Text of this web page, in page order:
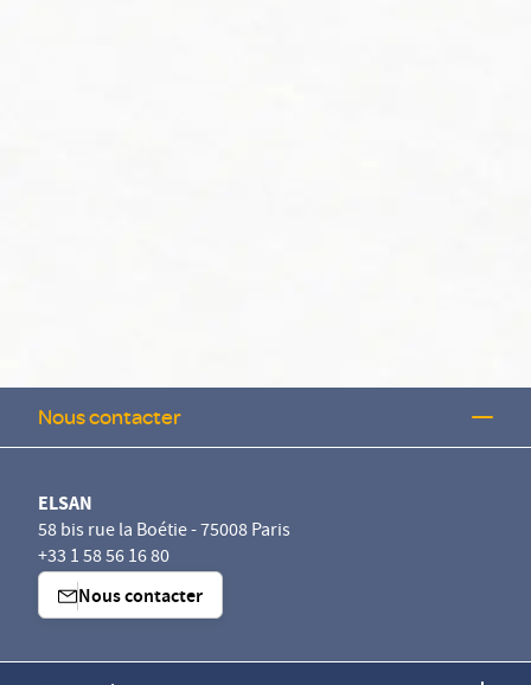
Nous contacter
ELSAN
58 bis rue la Boétie - 75008 Paris
+33 1 58 56 16 80
Nous contacter